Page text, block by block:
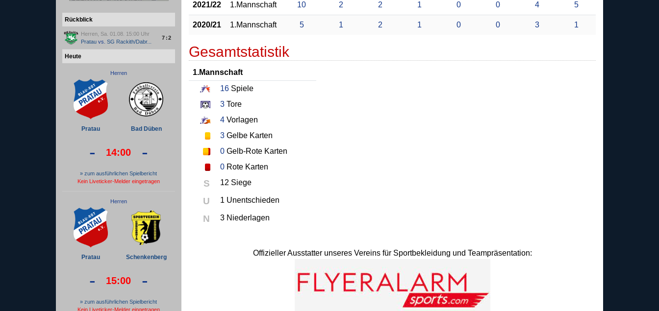
Rückblick
Herren, Sa. 01.08. 15:00 Uhr
Pratauvs. SG Rackith/Dabr...
7:2
Heute
Herren
Pratau Bad Düben
- 14:00 -
» zum ausführlichen Spielbericht
Kein Liveticker-Melder eingetragen
Herren
Pratau Schenkenberg
- 15:00 -
» zum ausführlichen Spielbericht
Kein Liveticker-Melder eingetragen
2021/22 1.Mannschaft 10 2 2 1 0 0 4 5
2020/21 1.Mannschaft 5 1 2 1 0 0 3 1
Gesamtstatistik
1.Mannschaft
16 Spiele
3 Tore
4 Vorlagen
3 Gelbe Karten
0 Gelb-Rote Karten
0 Rote Karten
S 12 Siege
U 1 Unentschieden
N 3 Niederlagen
Offizieller Ausstatter unseres Vereins für Sportbekleidung und Teampräsentation: